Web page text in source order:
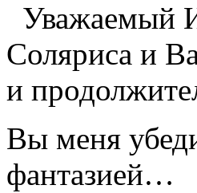
Уважаемый
Соляриса и
и
Вы меня
фантазией…